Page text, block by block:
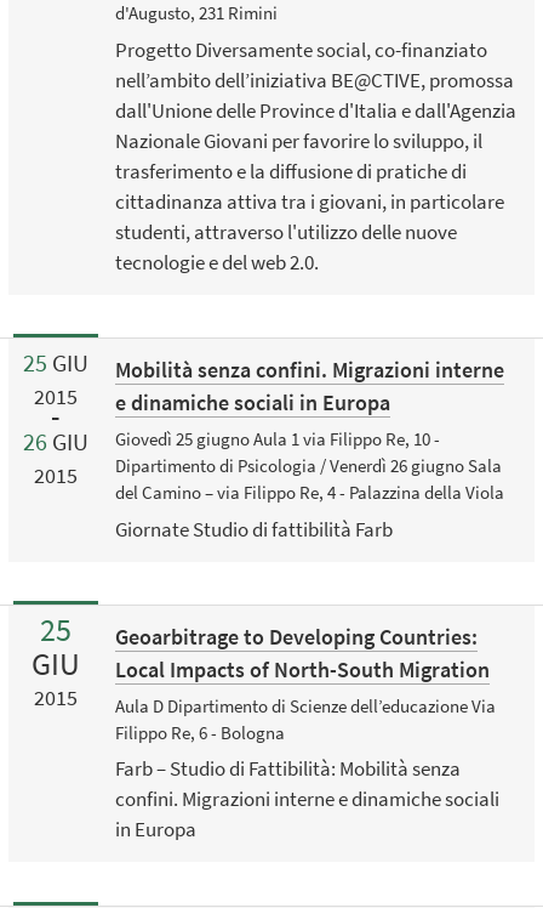
d'Augusto, 231 Rimini
Progetto Diversamente social, co-finanziato
nell’ambito dell’iniziativa BE@CTIVE, promossa
dall'Unione delle Province d'Italia e dall'Agenzia
Nazionale Giovani per favorire lo sviluppo, il
trasferimento e la diffusione di pratiche di
cittadinanza attiva tra i giovani, in particolare
studenti, attraverso l'utilizzo delle nuove
tecnologie e del web 2.0.
25 GIU
2015
26 GIU
2015
Mobilità senza confini. Migrazioni interne
e dinamiche sociali in Europa
Giovedì 25 giugno Aula 1 via Filippo Re, 10 -
Dipartimento di Psicologia / Venerdì 26 giugno Sala
del Camino – via Filippo Re, 4 - Palazzina della Viola
Giornate Studio di fattibilità Farb
25
GIU
2015
Geoarbitrage to Developing Countries:
Local Impacts of North-South Migration
Aula D Dipartimento di Scienze dell’educazione Via
Filippo Re, 6 - Bologna
Farb – Studio di Fattibilità: Mobilità senza
confini. Migrazioni interne e dinamiche sociali
in Europa